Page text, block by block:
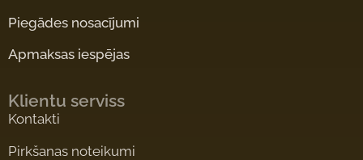
Piegādes nosacījumi
Apmaksas iespējas
Klientu serviss
Kontakti
Pirkšanas noteikumi